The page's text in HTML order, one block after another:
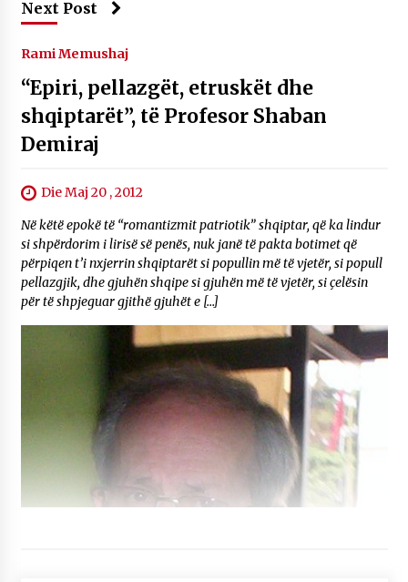
Next Post
Rami Memushaj
“Epiri, pellazgët, etruskët dhe
shqiptarët”, të Profesor Shaban
Demiraj
Die Maj 20 , 2012
Në këtë epokë të “romantizmit patriotik” shqiptar, që ka lindur
si shpërdorim i lirisë së penës, nuk janë të pakta botimet që
përpiqen t’i nxjerrin shqiptarët si popullin më të vjetër, si popull
pellazgjik, dhe gjuhën shqipe si gjuhën më të vjetër, si çelësin
për të shpjeguar gjithë gjuhët e […]